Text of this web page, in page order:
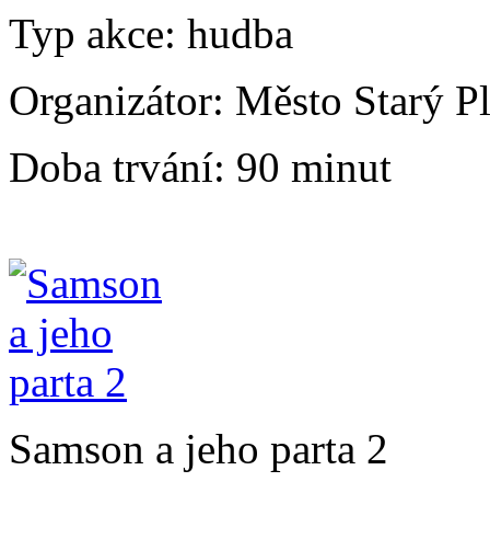
Typ akce: hudba
Organizátor: Město Starý
Doba trvání: 90 minut
Samson a jeho parta 2